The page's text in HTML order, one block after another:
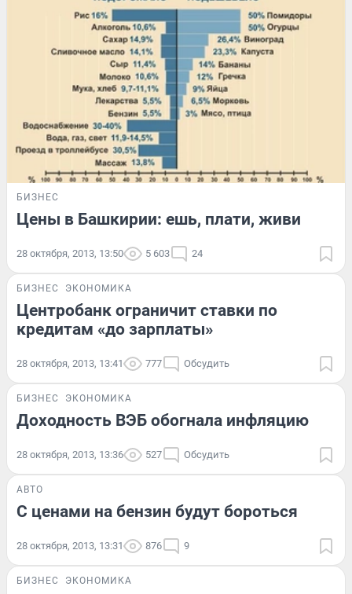
БИЗНЕС
Цены в Башкирии: ешь, плати, живи
28 октября, 2013, 13:50 5 603 24
БИЗНЕС ЭКОНОМИКА
Центробанк ограничит cтавки по
кредитам «до зарплаты»
28 октября, 2013, 13:41 777 Обсудить
БИЗНЕС ЭКОНОМИКА
Доходность ВЭБ обогнала инфляцию
28 октября, 2013, 13:36 527 Обсудить
АВТО
С ценами на бензин будут бороться
28 октября, 2013, 13:31 876 9
БИЗНЕС ЭКОНОМИКА